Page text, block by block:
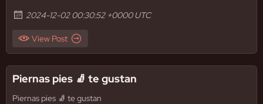
2024-12-02 00:30:52 +0000 UTC
View Post
Piernas pies 🧦 te gustan
Piernas pies 🧦 te gustan